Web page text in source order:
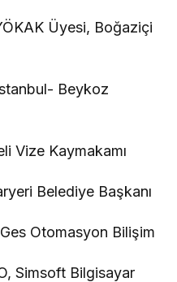
Üyesi, Boğaziçi
Beykoz
Vize Kaymakamı
Belediye Başkanı
Otomasyon Bilişim
Simsoft Bilgisayar